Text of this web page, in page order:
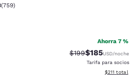
de 4.26 estrellas. Excelente. 759 reseñas
(759)
Ahorra 7 %
Tarifa tachada:
$199Tarifa reducida:
$185USD/noche
Tarifa para socios
Ver detalles
$211 total